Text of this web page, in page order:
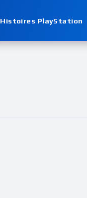
Histoires PlayStation